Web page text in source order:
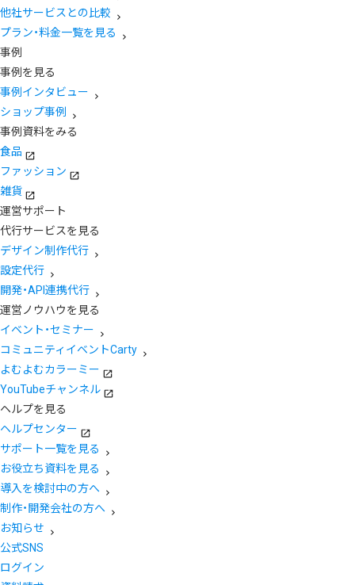
他社サービスとの比較
プラン・料金一覧を見る
事例
事例を見る
事例インタビュー
ショップ事例
事例資料をみる
食品
ファッション
雑貨
運営サポート
代行サービスを見る
デザイン制作代行
設定代行
開発・API連携代行
運営ノウハウを見る
イベント・セミナー
コミュニティイベントCarty
よむよむカラーミー
YouTubeチャンネル
ヘルプを見る
ヘルプセンター
サポート一覧を見る
お役立ち資料を見る
導入を検討中の方へ
制作・開発会社の方へ
お知らせ
公式SNS
ログイン